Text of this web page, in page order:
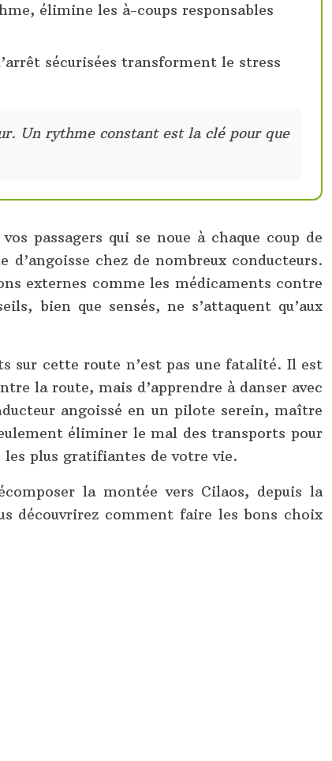
élimine les à-coups responsables
sécurisées transforment le stress
Un rythme constant est la clé pour que
passagers qui se noue à chaque coup de
chez de nombreux conducteurs.
externes comme les médicaments contre
bien que sensés, ne s’attaquent qu’aux
sur cette route n’est pas une fatalité. Il est
la route, mais d’apprendre à danser avec
angoissé en un pilote serein, maître
éliminer le mal des transports pour
les plus gratifiantes de votre vie.
la montée vers Cilaos, depuis la
découvrirez comment faire les bons choix